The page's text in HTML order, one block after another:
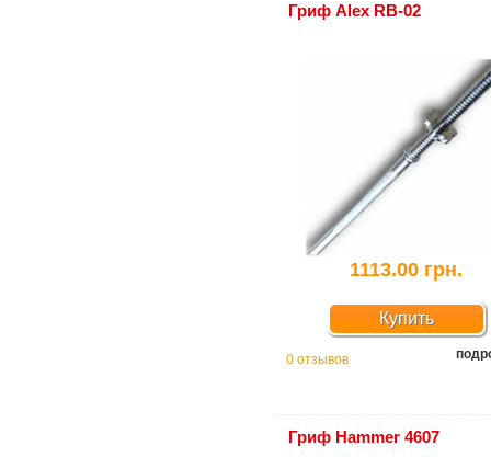
Гриф Alex RB-02
1113.00 грн.
Купить
0 отзывов
Гриф Hammer 4607